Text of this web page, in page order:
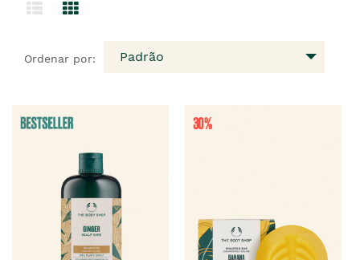
Ordenar por: Padrão